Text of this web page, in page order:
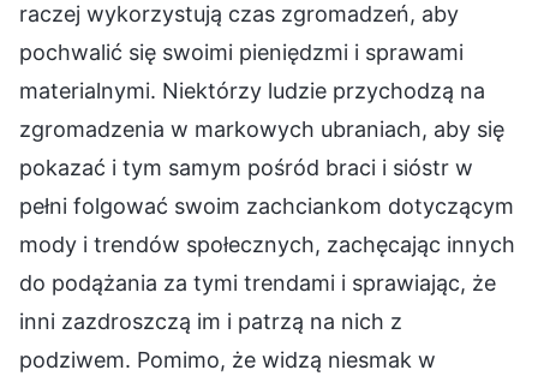
raczej wykorzystują czas zgromadzeń, aby
pochwalić się swoimi pieniędzmi i sprawami
materialnymi. Niektórzy ludzie przychodzą na
zgromadzenia w markowych ubraniach, aby się
pokazać i tym samym pośród braci i sióstr w
pełni folgować swoim zachciankom dotyczącym
mody i trendów społecznych, zachęcając innych
do podążania za tymi trendami i sprawiając, że
inni zazdroszczą im i patrzą na nich z
podziwem. Pomimo, że widzą niesmak w